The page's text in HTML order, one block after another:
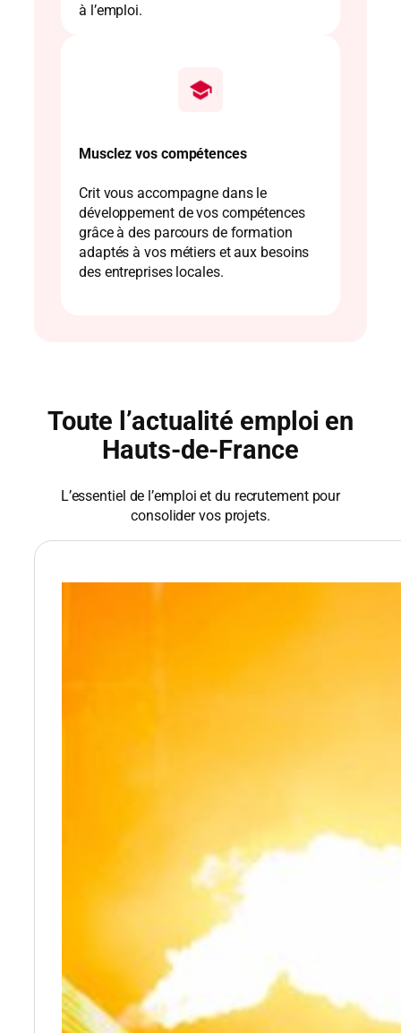
à l’emploi.
Musclez vos compétences
Crit vous accompagne dans le
développement de vos compétences
grâce à des parcours de formation
adaptés à vos métiers et aux besoins
des entreprises locales.
Toute l’actualité emploi en
Hauts-de-France
L’essentiel de l’emploi et du recrutement pour
consolider vos projets.